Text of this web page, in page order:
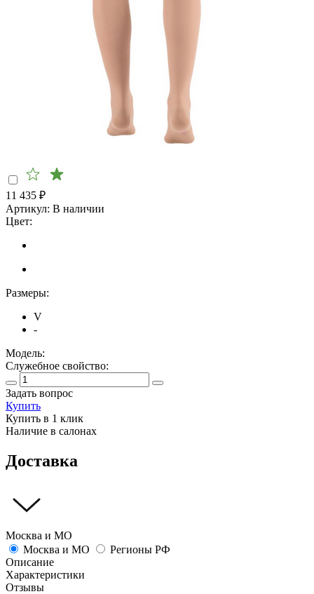
11 435 ₽
Артикул: В наличии
Цвет:
Размеры:
V
-
Модель:
Служебное свойство:
Задать вопрос
Купить
Купить в 1 клик
Наличие в салонах
Доставка
Москва и МО
Москва и МО
Регионы РФ
Описание
Характеристики
Отзывы